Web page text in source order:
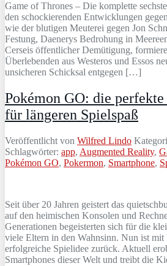
Game of Thrones – Die komplette
den schockierenden Entwicklungen
wie der blutigen Meuterei gegen Jon
Festung, Daenerys Bedrohung in
Cerseis öffentlicher Demütigung,
Überlebenden aus Westeros und Essos
unsicheren Schicksal entgegen […]
Pokémon GO: die
für längeren Spielspaß
Veröffentlicht von Wilfred Lindo
Schlagwörter: app, Augmented Reality,
Pokémon GO, Pokermon, Smartphone,
Seit über 20 Jahren geistert das
auf den heimischen Konsolen und
Generationen begeisterten sich für die
viele Eltern in den Wahnsinn. Nun ist mit
erfolgreiche Spielidee zurück. Aktuell
Smartphones dieser Welt und treibt die